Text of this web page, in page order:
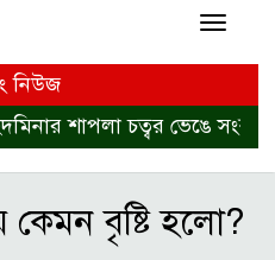
নিউজ
শাপলা চত্বর ভেঙে
কেমন বৃষ্টি হলো?